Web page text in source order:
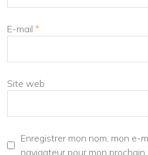
E-mail *
Site web
Enregistrer mon nom, mon e-
navigateur pour mon prochain